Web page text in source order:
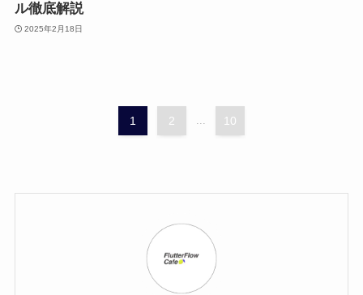
ル徹底解説
2025年2月18日
1 2 ... 10